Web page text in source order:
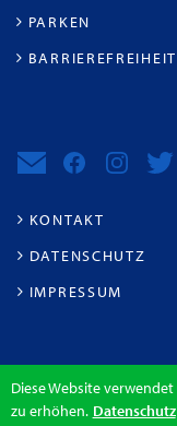
Diese Website
zu erhöhen. Datenschutz
PARKEN
BARRIEREFREIHEIT
KONTAKT
DATENSCHUTZ
IMPRESSUM